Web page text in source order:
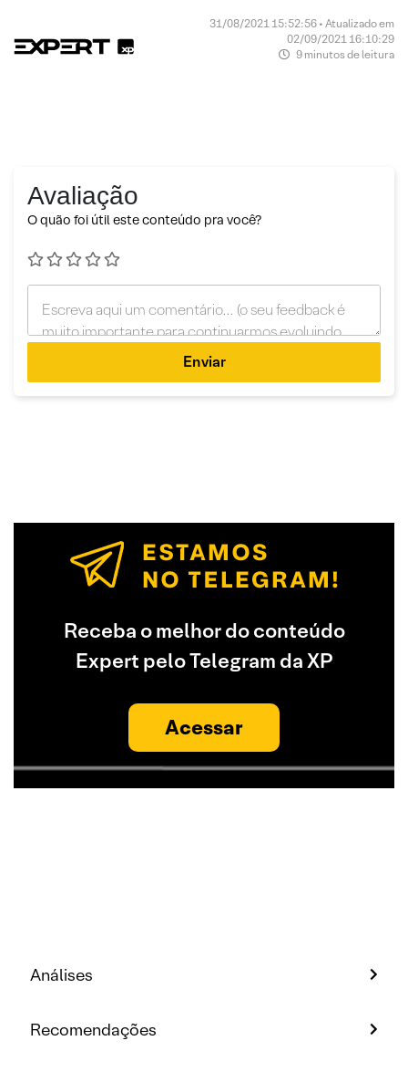
31/08/2021 15:52:56 • Atualizado em
02/09/2021 16:10:29
9 minutos de leitura
Avaliação
O quão foi útil este conteúdo pra você?
Enviar
Receba o melhor do conteúdo
Expert pelo Telegram da XP
Acessar
Análises
Recomendações